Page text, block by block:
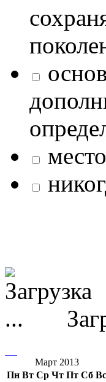
Март 2013
Пн Вт Ср Чт Пт Сб Вс